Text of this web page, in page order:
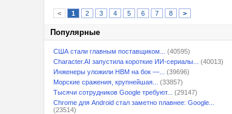
< 1 2 3 4 5 6 7 8 >
Популярные
США стали главным поставщиком...
(40595)
Character.AI запустила короткие ИИ-сериалы...
(40013)
Инженеры уложили HBM на бок —...
(39696)
Морские сражения, крупнейшая...
(33857)
Тысячи сотрудников Google требуют...
(29147)
Chrome для Android стал заметно плавнее: Google...
(23514)